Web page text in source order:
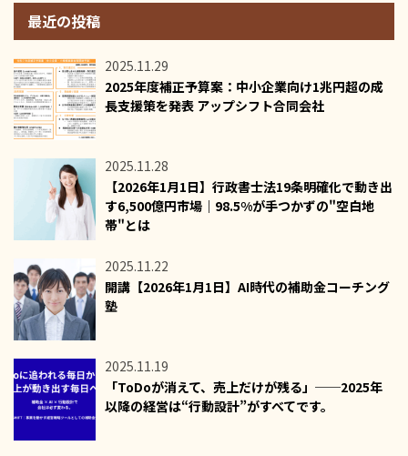
最近の投稿
2025.11.29
2025年度補正予算案：中小企業向け1兆円超の成
長支援策を発表 アップシフト合同会社
2025.11.28
【2026年1月1日】行政書士法19条明確化で動き出
す6,500億円市場｜98.5%が手つかずの"空白地
帯"とは
2025.11.22
開講【2026年1月1日】AI時代の補助金コーチング
塾
2025.11.19
「ToDoが消えて、売上だけが残る」──2025年
以降の経営は“行動設計”がすべてです。